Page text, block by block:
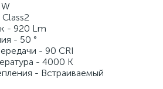
- 920 Lm
- 50 °
- 90 CRI
- 4000 K
- Встраиваемый